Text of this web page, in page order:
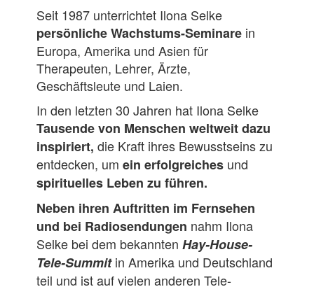
Seit 1987 unterrichtet Ilona Selke
persönliche Wachstums-Seminare in
Europa, Amerika und Asien für
Therapeuten, Lehrer, Ärzte,
Geschäftsleute und Laien.
In den letzten 30 Jahren hat Ilona Selke
Tausende von Menschen weltweit dazu
inspiriert, die Kraft ihres Bewusstseins zu
entdecken, umein erfolgreiches und
spirituelles Leben zu führen.
Neben ihren Auftritten im Fernsehen
und bei Radiosendungen nahm Ilona
Selke bei dem bekanntenHay-House-
Tele-Summitin Amerika und Deutschland
teil und ist auf vielen anderen Tele-